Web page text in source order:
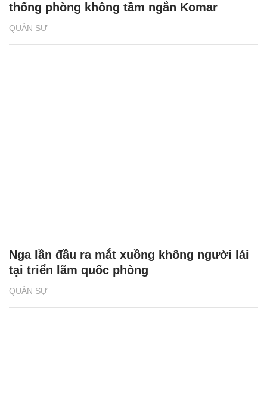
QUÂN SỰ
thống phòng không tầm ngắn Komar
QUÂN SỰ
Nga lần đầu ra mắt xuồng không người lái
tại triển lãm quốc phòng